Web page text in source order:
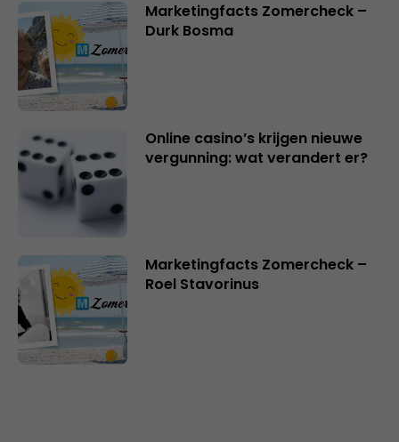
Marketingfacts Zomercheck –
Durk Bosma
Online casino’s krijgen nieuwe
vergunning: wat verandert er?
Marketingfacts Zomercheck –
Roel Stavorinus